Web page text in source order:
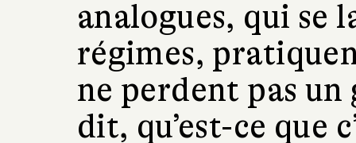
analogues, qui se
régimes,
ne perdent pas
dit, qu’est-ce que